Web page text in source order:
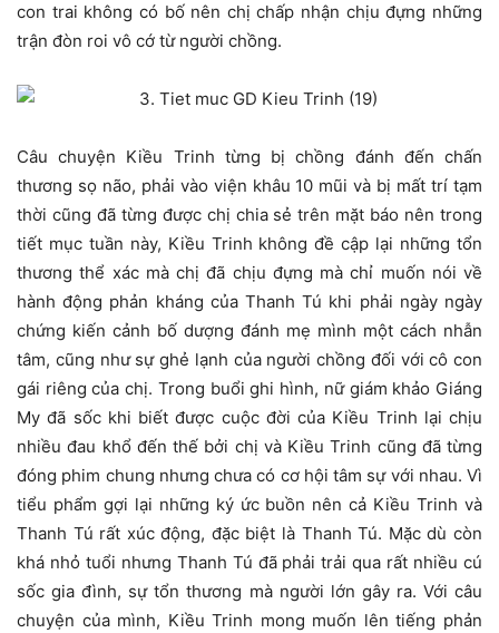
con trai không có bố nên chị chấp nhận chịu đựng những
trận đòn roi vô cớ từ người chồng.
Câu chuyện Kiều Trinh từng bị chồng đánh đến chấn
thương sọ não, phải vào viện khâu 10 mũi và bị mất trí tạm
thời cũng đã từng được chị chia sẻ trên mặt báo nên trong
tiết mục tuần này, Kiều Trinh không đề cập lại những tổn
thương thể xác mà chị đã chịu đựng mà chỉ muốn nói về
hành động phản kháng của Thanh Tú khi phải ngày ngày
chứng kiến cảnh bố dượng đánh mẹ mình một cách nhẫn
tâm, cũng như sự ghẻ lạnh của người chồng đối với cô con
gái riêng của chị. Trong buổi ghi hình, nữ giám khảo Giáng
My đã sốc khi biết được cuộc đời của Kiều Trinh lại chịu
nhiều đau khổ đến thế bởi chị và Kiều Trinh cũng đã từng
đóng phim chung nhưng chưa có cơ hội tâm sự với nhau. Vì
tiểu phẩm gợi lại những ký ức buồn nên cả Kiều Trinh và
Thanh Tú rất xúc động, đặc biệt là Thanh Tú. Mặc dù còn
khá nhỏ tuổi nhưng Thanh Tú đã phải trải qua rất nhiều cú
sốc gia đình, sự tổn thương mà người lớn gây ra. Với câu
chuyện của mình, Kiều Trinh mong muốn lên tiếng phản